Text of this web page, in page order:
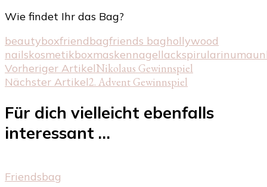
Wie findet Ihr das Bag?
beautyboxfriendbagfriends baghollywood
nailskosmetikboxmaskennagellackspirularinuma
Beitragsnavigation
Vorheriger ArtikelNikolaus Gewinnspiel
Nächster Artikel2. Advent Gewinnspiel
Für dich vielleicht ebenfalls
interessant …
Friendsbag